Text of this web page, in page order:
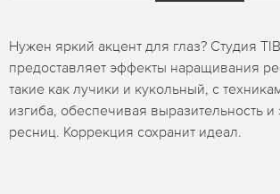
Нужен яркий акцент для глаз? Студия
предоставляет эффекты наращивания
такие как лучики и кукольный, с
изгиба, обеспечивая выразительность и
ресниц. Коррекция сохранит идеал.